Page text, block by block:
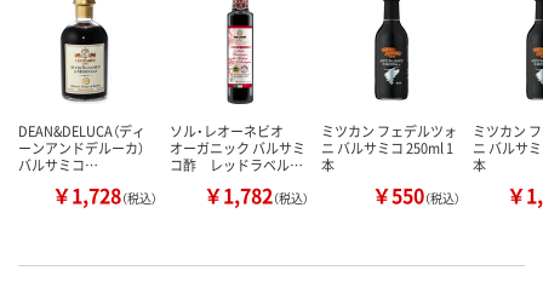
DEAN&DELUCA（ディ
ーンアンドデルーカ）
バルサミコ…
￥1,728（税込）
ソル・レオーネビオ
オーガニック バルサミ
コ酢 レッドラベル…
￥1,782（税込）
ミツカン フェデルツォ
ニ バルサミコ 250ml 1
本
￥550（税込）
ミツカン
ニ バルサ
本
￥